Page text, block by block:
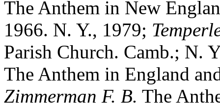
The Anthem in New
1966. N. Y., 1979;
Parish Church. Camb.; N.
The Anthem in England
Zimmerman F. B. The